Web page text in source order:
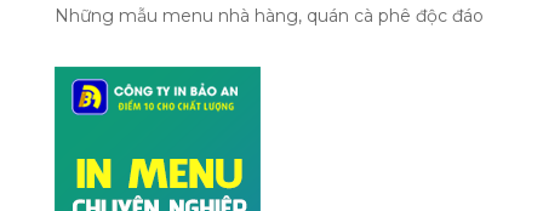
Những mẫu menu nhà hàng, quán cà phê độc đáo